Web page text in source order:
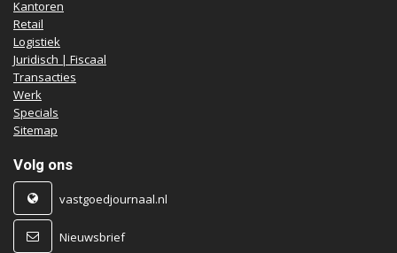
Kantoren
Retail
Logistiek
Juridisch | Fiscaal
Transacties
Werk
Specials
Sitemap
Volg ons
vastgoedjournaal.nl
Nieuwsbrief